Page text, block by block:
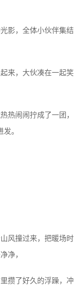
影，全体小伙伴集结
来，大伙凑在一起笑
热闹闹拧成了一团，
。
风撞过来，把暖场时
净，
攒了好久的浮躁，冲